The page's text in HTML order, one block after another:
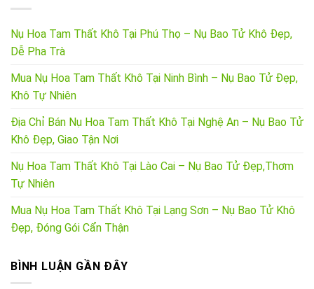
Nụ Hoa Tam Thất Khô Tại Phú Thọ – Nụ Bao Tử Khô Đẹp,
Dễ Pha Trà
Mua Nụ Hoa Tam Thất Khô Tại Ninh Bình – Nụ Bao Tử Đẹp,
Khô Tự Nhiên
Địa Chỉ Bán Nụ Hoa Tam Thất Khô Tại Nghệ An – Nụ Bao Tử
Khô Đẹp, Giao Tận Nơi
Nụ Hoa Tam Thất Khô Tại Lào Cai – Nụ Bao Tử Đẹp,Thơm
Tự Nhiên
Mua Nụ Hoa Tam Thất Khô Tại Lạng Sơn – Nụ Bao Tử Khô
Đẹp, Đóng Gói Cẩn Thận
BÌNH LUẬN GẦN ĐÂY